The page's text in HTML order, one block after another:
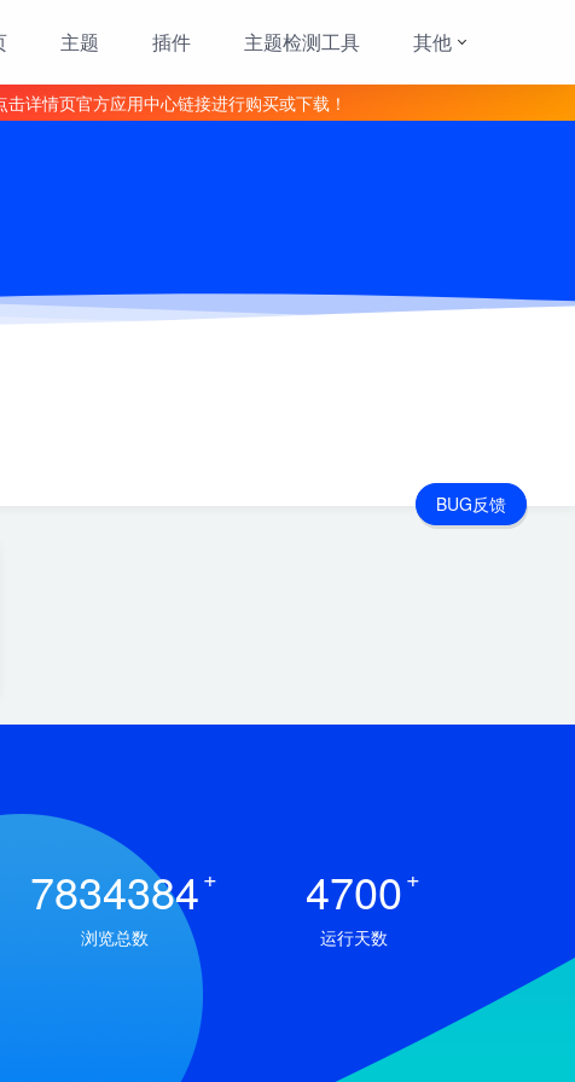
主题 插件 主题检测工具 其他
详情页官方应用中心链接进行购买或下载！
7834384+
浏览总数
4700+
运行天数
BUG反馈